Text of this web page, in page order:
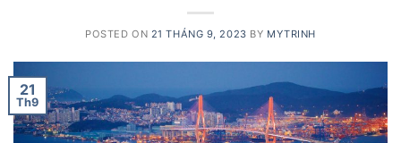
POSTED ON 21 THÁNG 9, 2023 BY MYTRINH
21
Th9